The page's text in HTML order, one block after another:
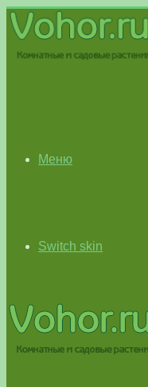
Меню
Switch skin